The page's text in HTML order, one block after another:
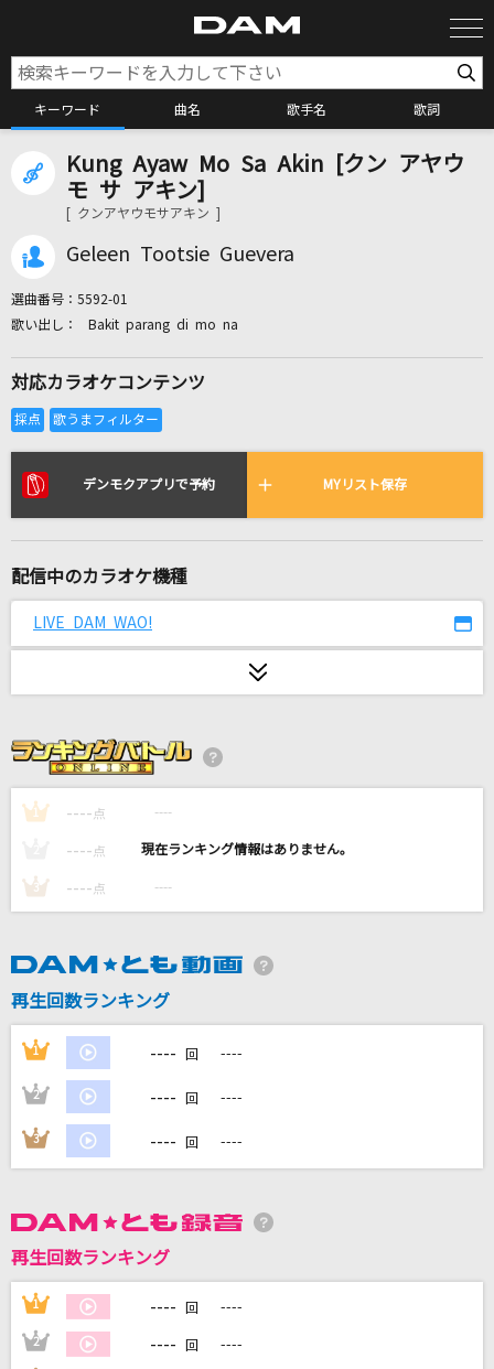
キーワード 曲名 歌手名 歌詞
カラオケ検索
カラオケ店舗検索
カラオケリクエスト
リアルタイムで歌われている曲の一覧
六兆年と一夜物語
Grow Slowly
井口裕香
ヨルシカ
SHINE
月光潤色ガール
[生音]ピースサイン
米津玄師
[生音]Tomorrow never knows
Mr.Children
ニュー・マイ・ノーマル
かつて天才だった俺たちへ
Creepy Nuts
Kung Ayaw Mo Sa Akin [クン アヤウ
モ サ アキン]
[ クンアヤウモサアキン ]
Geleen Tootsie Guevera
選曲番号： 5592-01
Bakit parang di mo na
対応カラオケコンテンツ
デンモクアプリで予約 MYリスト保存
配信中のカラオケ機種
LIVE DAM WAO!
1 ---- 点 ----
---- 点 ----
3 ---- 点 ----
再生回数ランキング
1 ---- 回 ----
2 ---- 回 ----
3 ---- 回 ----
再生回数ランキング
1 ---- 回 ----
2 ---- 回 ----